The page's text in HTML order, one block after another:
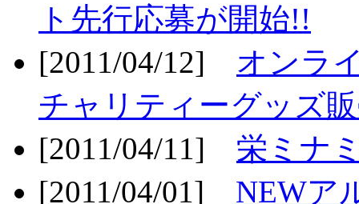
ト先行応募が開始!!
[2011/04/12] オンラ
チャリティーグッズ
[2011/04/11] 栄ミナ
[2011/04/01] NEWア